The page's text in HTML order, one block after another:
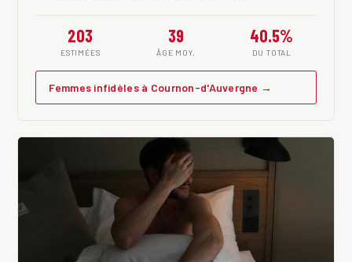
203
ESTIMÉES
39
ÂGE MOY.
40.5%
DU TOTAL
Femmes infidèles à Cournon-d'Auvergne →